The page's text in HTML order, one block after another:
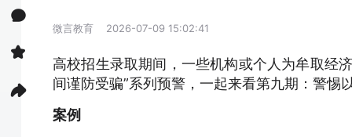
微言教育 2026-07-09 15:02:41
高校招生录取期间，一些机构或个人为牟取经
间谨防受骗”系列预警，一起来看第九期：警
案例